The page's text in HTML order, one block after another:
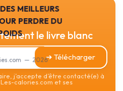
meilleurs
perdre du
— 2026
le livre blanc
➔ Télécharger
j’accepte d’être contacté(e) à
calories.com et ses